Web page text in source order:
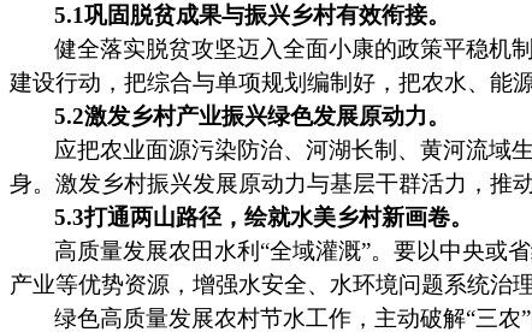
5.1巩固脱贫成果与振兴乡村有效衔接。
健全落实脱贫攻坚迈入全面小康的政策平稳机
建设行动，把综合与单项规划编制好，把农水、能
5.2激发乡村产业振兴绿色发展原动力。
应把农业面源污染防治、河湖长制、黄河流域
身。激发乡村振兴发展原动力与基层干群活力，推
5.3打通两山路径，绘就水美乡村新画卷。
高质量发展农田水利 “全域灌溉”。要以中央或
产业等优势资源，增强水安全、水环境问题系统治
绿色高质量发展农村节水工作，主动破解“三农